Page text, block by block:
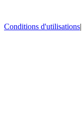
Conditions d'utilisations|